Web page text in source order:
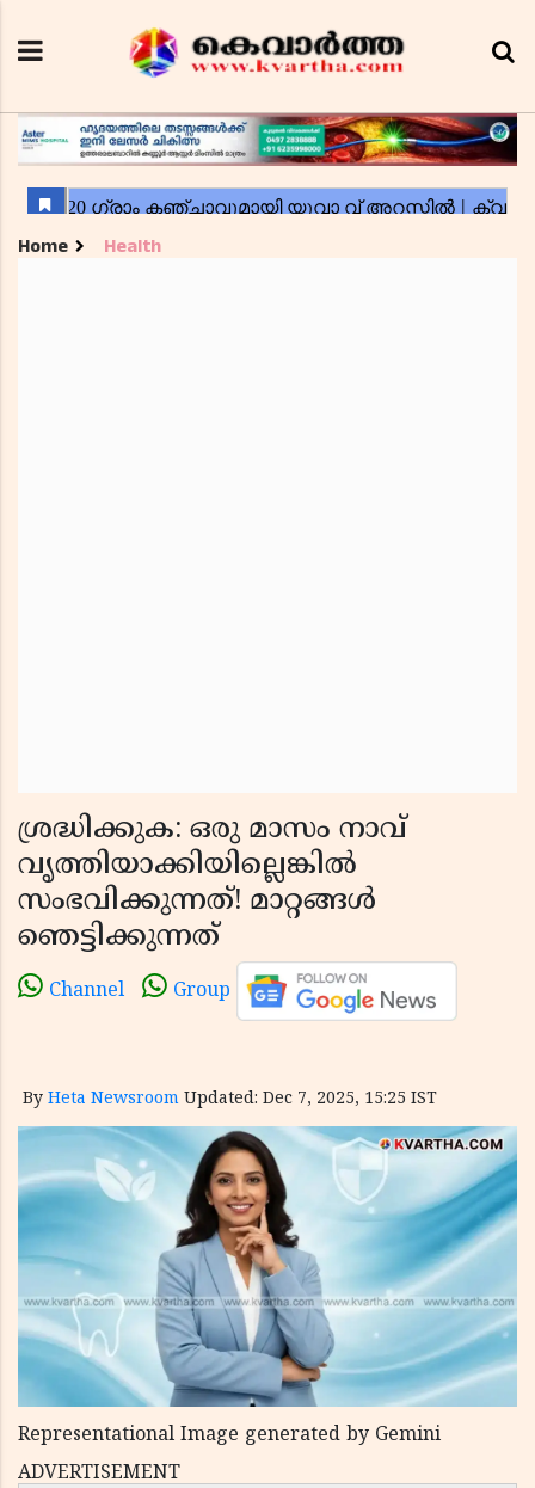
Home Health
ശ്രദ്ധിക്കുക: ഒരു മാസം നാവ്
വൃത്തിയാക്കിയില്ലെങ്കിൽ
സംഭവിക്കുന്നത്! മാറ്റങ്ങൾ
ഞെട്ടിക്കുന്നത്
Channel Group
By Heta Newsroom Updated: Dec 7, 2025, 15:25 IST
Representational Image generated by Gemini
ADVERTISEMENT